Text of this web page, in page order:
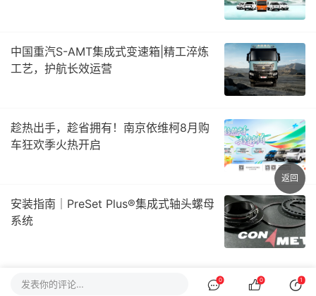
中国重汽S-AMT集成式变速箱|精工淬炼
工艺，护航长效运营
趁热出手，趁省拥有！南京依维柯8月购
车狂欢季火热开启
安装指南｜PreSet Plus®集成式轴头螺母
系统
发表你的评论… 0 0 1
返回